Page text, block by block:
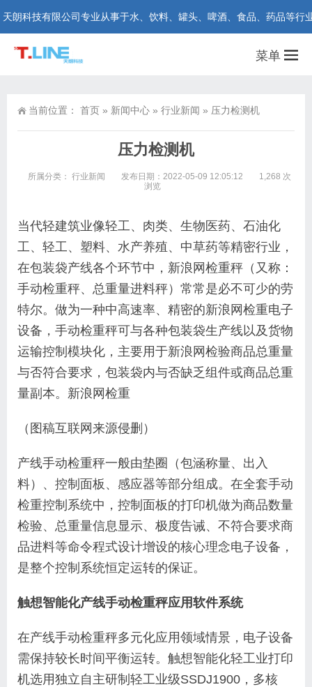
科技有限公司专业从事于水、饮料、罐头、啤酒、食品、药品等行
菜单
当前位置： 首页 » 新闻中心 » 行业新闻 » 压力检测机
压力检测机
所属分类： 行业新闻 发布日期：2022-05-09 12:05:12
1,268 次
浏览
当代轻建筑业像轻工、肉类、生物医药、石油化
工、轻工、塑料、水产养殖、中草药等精密行业，
在包装袋产线各个环节中，新浪网检重秤（又称：
手动检重秤、总重量进料秤）常常是必不可少的劳
特尔。做为一种中高速率、精密的新浪网检重电子
设备，手动检重秤可与各种包装袋生产线以及货物
运输控制模块化，主要用于新浪网检验商品总重量
与否符合要求，包装袋内与否缺乏组件或商品总重
量副本。新浪网检重
（图稿互联网来源侵删）
产线手动检重秤一般由垫圈（包涵称量、出入
料）、控制面板、感应器等部分组成。在全套手动
检重控制系统中，控制面板的打印机做为商品数量
检验、总重量信息显示、极度告诫、不符合要求商
品进料等命令程式设计增设的核心理念电子设备，
是整个控制系统恒定运转的保证。
触想智能化产线手动检重秤应用软件系统
在产线手动检重秤多元化应用领域情景，电子设备
需保持较长时间平衡运转。触想智能化轻工业打印
机选用独立自主研制轻工业级SSDJ1900，多核